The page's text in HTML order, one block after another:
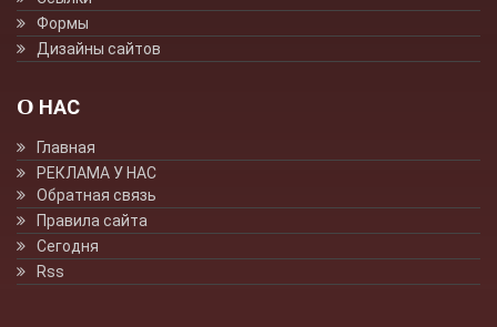
Формы
Дизайны сайтов
О НАС
Главная
РЕКЛАМА У НАС
Обратная связь
Правила сайта
Сегодня
Rss